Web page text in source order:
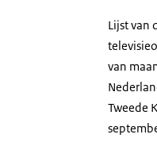
Lijst van
van
Tweede